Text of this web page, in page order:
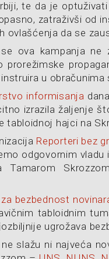
te da je optuživati
zatraživši od
ovlašćenja da se
ova kampanja ne
u obračunima
informisanja
izrazila žaljenje
tabloidnoj hajci na
Reporteri bez
odgovornim vladu
Tamarom
bezbednost
tabloidnim
ugrožava
slažu ni najveća